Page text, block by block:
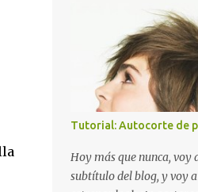
Tutorial: Autocorte de
Hoy más que nunca, voy
subtítulo del blog, y voy